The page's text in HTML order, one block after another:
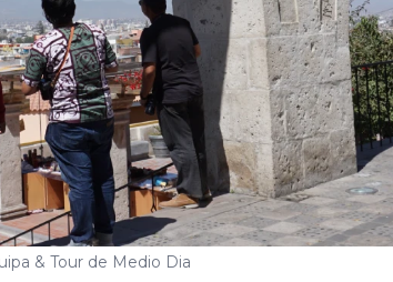
& Tour de Medio Dia